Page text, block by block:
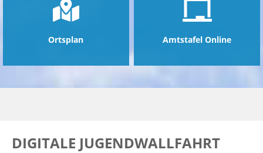
Ortsplan Amtstafel Online
DIGITALE JUGENDWALLFAHRT